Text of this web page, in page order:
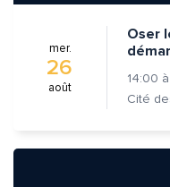
mer.
26
août
Oser
14:00 à